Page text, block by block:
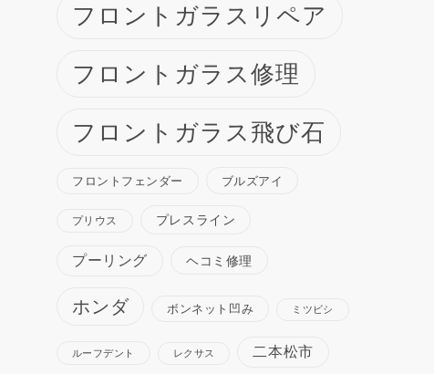
フロントガラスリペア
フロントガラス修理
フロントガラス飛び石
フロントフェンダー ブルズアイ
プリウス プレスライン
プーリング ヘコミ修理
ホンダ ボンネット凹み ミツビシ
ルーフデント レクサス 二本松市